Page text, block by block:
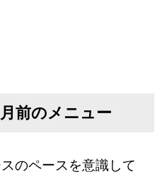
前のメニュー
のペースを意識して